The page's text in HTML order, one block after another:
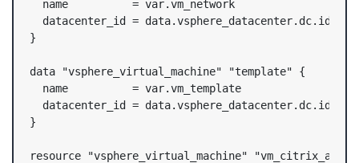
  name          = var.vm_network
  datacenter_id = data.vsphere_datacenter.dc.id
}
data "vsphere_virtual_machine" "template" {
  name          = var.vm_template
  datacenter_id = data.vsphere_datacenter.dc.id
}
resource "vsphere_virtual_machine" "vm_citrix_adc"